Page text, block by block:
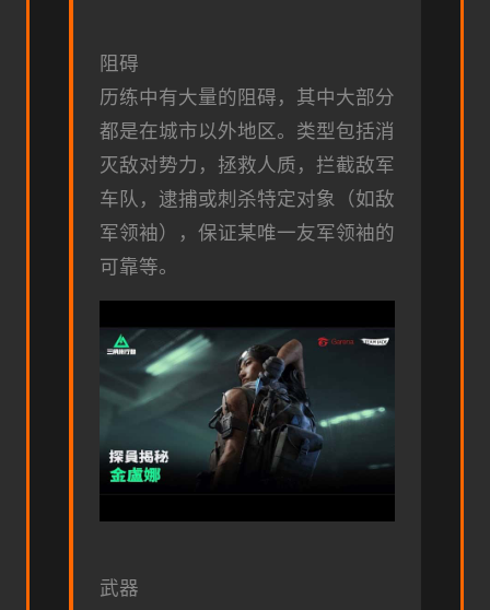
阻碍
历练中有大量的阻碍，其中大部分
都是在城市以外地区。类型包括消
灭敌对势力，拯救人质，拦截敌军
车队，逮捕或刺杀特定对象（如敌
军领袖），保证某唯一友军领袖的
可靠等。
武器